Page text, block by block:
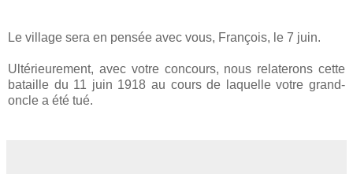
Le village sera en pensée avec vous, François, le 7 juin.
Ultérieurement, avec votre concours, nous relaterons cette
bataille du 11 juin 1918 au cours de laquelle votre grand-
oncle a été tué.